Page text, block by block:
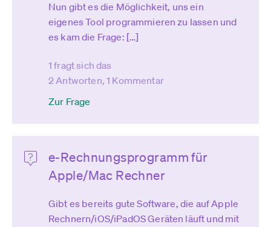
Nun gibt es die Möglichkeit, uns ein
eigenes Tool programmieren zu lassen und
es kam die Frage: […]
1 fragt sich das
2 Antworten, 1 Kommentar
Zur Frage
e-Rechnungsprogramm für
Apple/Mac Rechner
Gibt es bereits gute Software, die auf Apple
Rechnern/iOS/iPadOS Geräten läuft und mit